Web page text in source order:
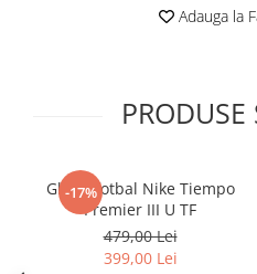
Adauga la
-17%
Ghete fotbal Nike Tiempo
Premier III U TF
479,00 Lei
399,00 Lei